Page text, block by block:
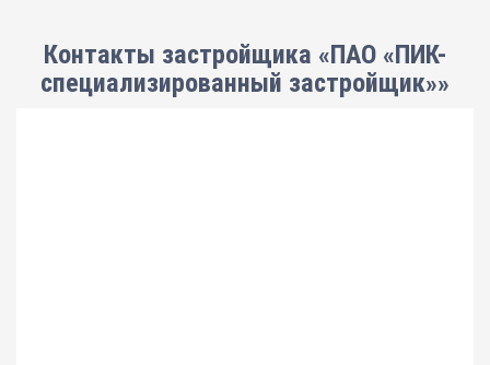
Контакты застройщика «ПАО «ПИК-
специализированный застройщик»»